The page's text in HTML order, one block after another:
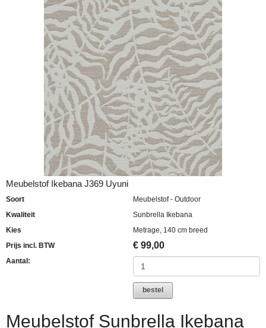
Meubelstof Ikebana J369 Uyuni
Soort
Meubelstof - Outdoor
Kwaliteit
Sunbrella Ikebana
Kies
Metrage, 140 cm breed
Prijs incl. BTW
€ 99,00
Aantal:
bestel
Meubelstof Sunbrella Ikebana